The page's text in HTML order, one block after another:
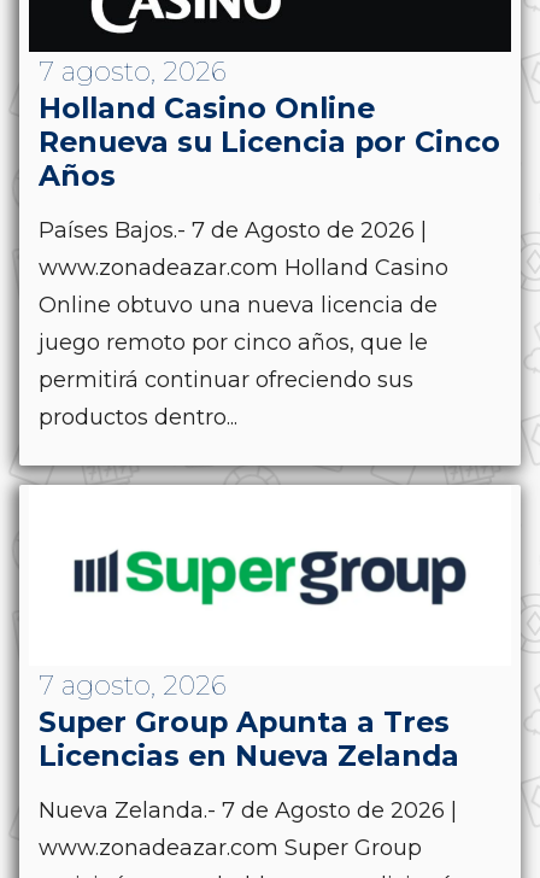
7 agosto, 2026
Holland Casino Online
Renueva su Licencia por Cinco
Años
Países Bajos.- 7 de Agosto de 2026 |
www.zonadeazar.com Holland Casino
Online obtuvo una nueva licencia de
juego remoto por cinco años, que le
permitirá continuar ofreciendo sus
productos dentro...
7 agosto, 2026
Super Group Apunta a Tres
Licencias en Nueva Zelanda
Nueva Zelanda.- 7 de Agosto de 2026 |
www.zonadeazar.com Super Group